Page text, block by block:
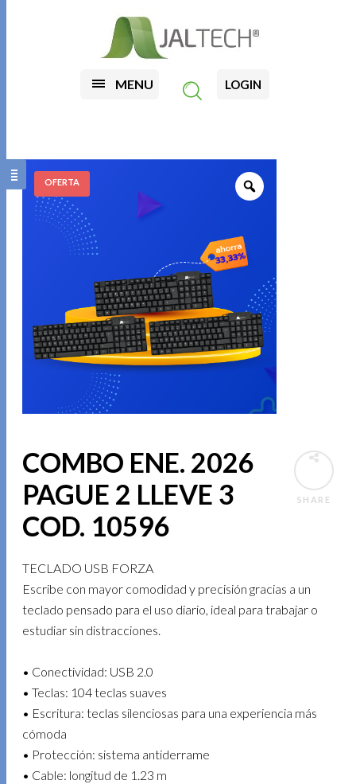
MENU LOGIN
SHARE
COMBO ENE. 2026
PAGUE 2 LLEVE 3
COD. 10596
TECLADO USB FORZA
Escribe con mayor comodidad y precisión gracias a un
teclado pensado para el uso diario, ideal para trabajar o
estudiar sin distracciones.
• Conectividad: USB 2.0
• Teclas: 104 teclas suaves
• Escritura: teclas silenciosas para una experiencia más
cómoda
• Protección: sistema antiderrame
• Cable: longitud de 1.23 m